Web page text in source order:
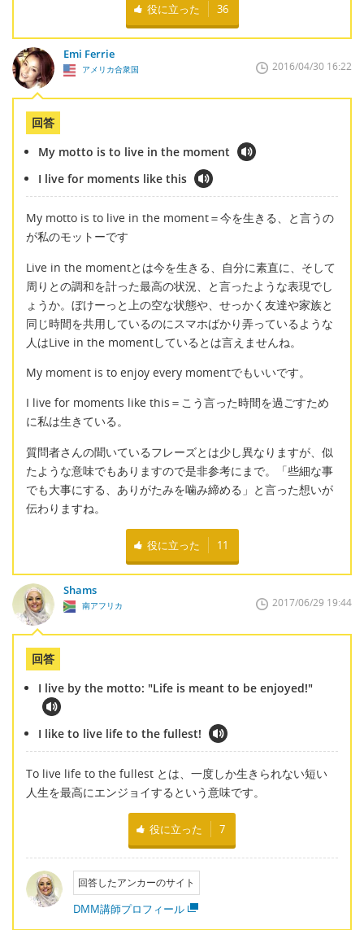
役に立った 36
Emi Ferrie
アメリカ合衆国 2016/04/30 16:22
回答
My motto is to live in the moment
I live for moments like this
My motto is to live in the moment＝今を生きる、と言うの
が私のモットーです
Live in the momentとは今を生きる、自分に素直に、そして
周りとの調和を計った最高の状況、と言ったような表現でし
ょうか。ぼけーっと上の空な状態や、せっかく友達や家族と
同じ時間を共用しているのにスマホばかり弄っているような
人はLive in the momentしているとは言えませんね。
My moment is to enjoy every momentでもいいです。
I live for moments like this＝こう言った時間を過ごすため
に私は生きている。
質問者さんの聞いているフレーズとは少し異なりますが、似
たような意味でもありますので是非参考にまで。「些細な事
でも大事にする、ありがたみを噛み締める」と言った想いが
伝わりますね。
役に立った 11
Shams
南アフリカ 2017/06/29 19:44
回答
I live by the motto: "Life is meant to be enjoyed!"
I like to live life to the fullest!
To live life to the fullest とは、一度しか生きられない短い
人生を最高にエンジョイするという意味です。
役に立った 7
回答したアンカーのサイト
DMM講師プロフィール